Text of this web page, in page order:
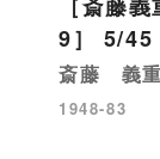
9］ 5/45
斎藤 義
1948-83